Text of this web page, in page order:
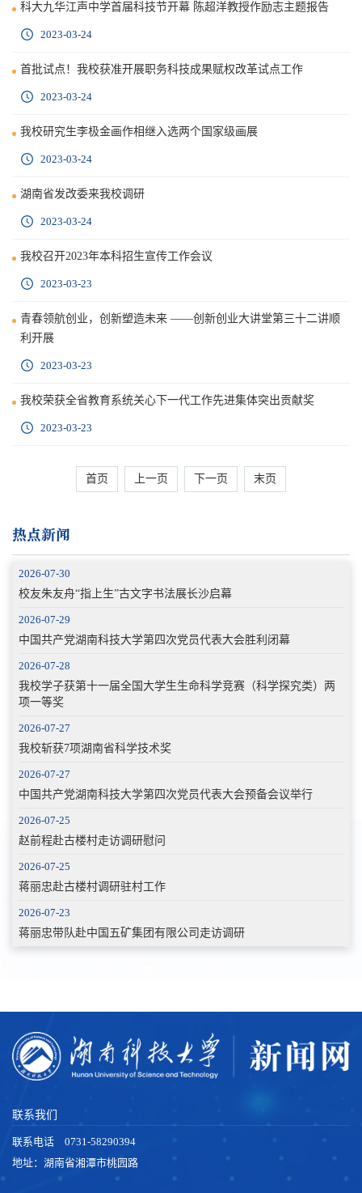
科大九华江声中学首届科技节开幕 陈超洋教授作励志主题报告
2023-03-24
首批试点！我校获准开展职务科技成果赋权改革试点工作
2023-03-24
我校研究生李极金画作相继入选两个国家级画展
2023-03-24
湖南省发改委来我校调研
2023-03-24
我校召开2023年本科招生宣传工作会议
2023-03-23
青春领航创业，创新塑造未来 ——创新创业大讲堂第三十二讲顺
利开展
2023-03-23
我校荣获全省教育系统关心下一代工作先进集体突出贡献奖
2023-03-23
首页 上一页 下一页 末页
热点新闻
2026-07-30
校友朱友舟“指上生”古文字书法展长沙启幕
2026-07-29
中国共产党湖南科技大学第四次党员代表大会胜利闭幕
2026-07-28
我校学子获第十一届全国大学生生命科学竞赛（科学探究类）两
项一等奖
2026-07-27
我校斩获7项湖南省科学技术奖
2026-07-27
中国共产党湖南科技大学第四次党员代表大会预备会议举行
2026-07-25
赵前程赴古楼村走访调研慰问
2026-07-25
蒋丽忠赴古楼村调研驻村工作
2026-07-23
蒋丽忠带队赴中国五矿集团有限公司走访调研
联系我们
联系电话 0731-58290394
地址：湖南省湘潭市桃园路